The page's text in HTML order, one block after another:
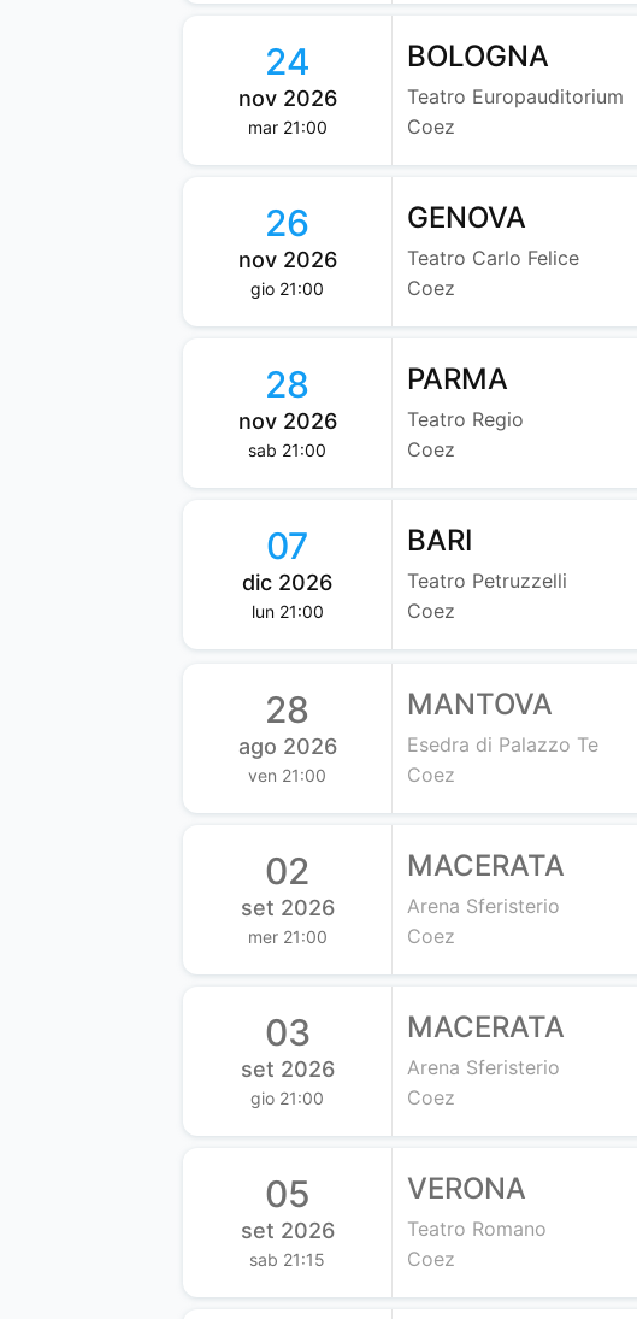
24
nov 2026
mar 21:00
BOLOGNA
Teatro Europauditorium
Coez
26
nov 2026
gio 21:00
GENOVA
Teatro Carlo Felice
Coez
28
nov 2026
sab 21:00
PARMA
Teatro Regio
Coez
07
dic 2026
lun 21:00
BARI
Teatro Petruzzelli
Coez
28
ago 2026
ven 21:00
MANTOVA
Esedra di Palazzo Te
Coez
02
set 2026
mer 21:00
MACERATA
Arena Sferisterio
Coez
03
set 2026
gio 21:00
MACERATA
Arena Sferisterio
Coez
05
set 2026
sab 21:15
VERONA
Teatro Romano
Coez